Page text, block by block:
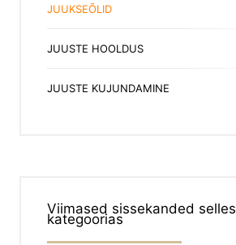
JUUKSEÕLID
JUUSTE HOOLDUS
JUUSTE KUJUNDAMINE
Viimased sissekanded selles
kategoorias